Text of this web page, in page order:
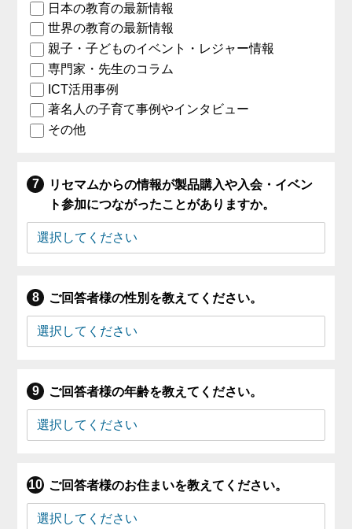
日本の教育の最新情報
世界の教育の最新情報
親子・子どものイベント・レジャー情報
専門家・先生のコラム
ICT活用事例
著名人の子育て事例やインタビュー
その他
リセマムからの情報が製品購入や入会・イベン
ト参加につながったことがありますか。
ご回答者様の性別を教えてください。
ご回答者様の年齢を教えてください。
ご回答者様のお住まいを教えてください。